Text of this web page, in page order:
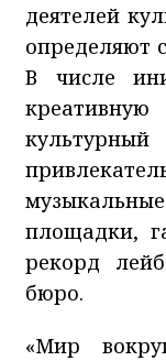
деятелей
определяют
В числе
площадки,
рекорд
бюро.
«Мир